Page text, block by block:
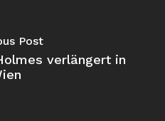
Post
verlängert in